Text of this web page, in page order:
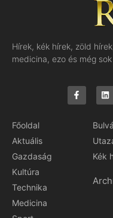
Hírek, kék hírek, zöld
medicina, ezo és még
Főoldal
Aktuális
Gazdaság
Kultúra
Technika
Medicina
Kék